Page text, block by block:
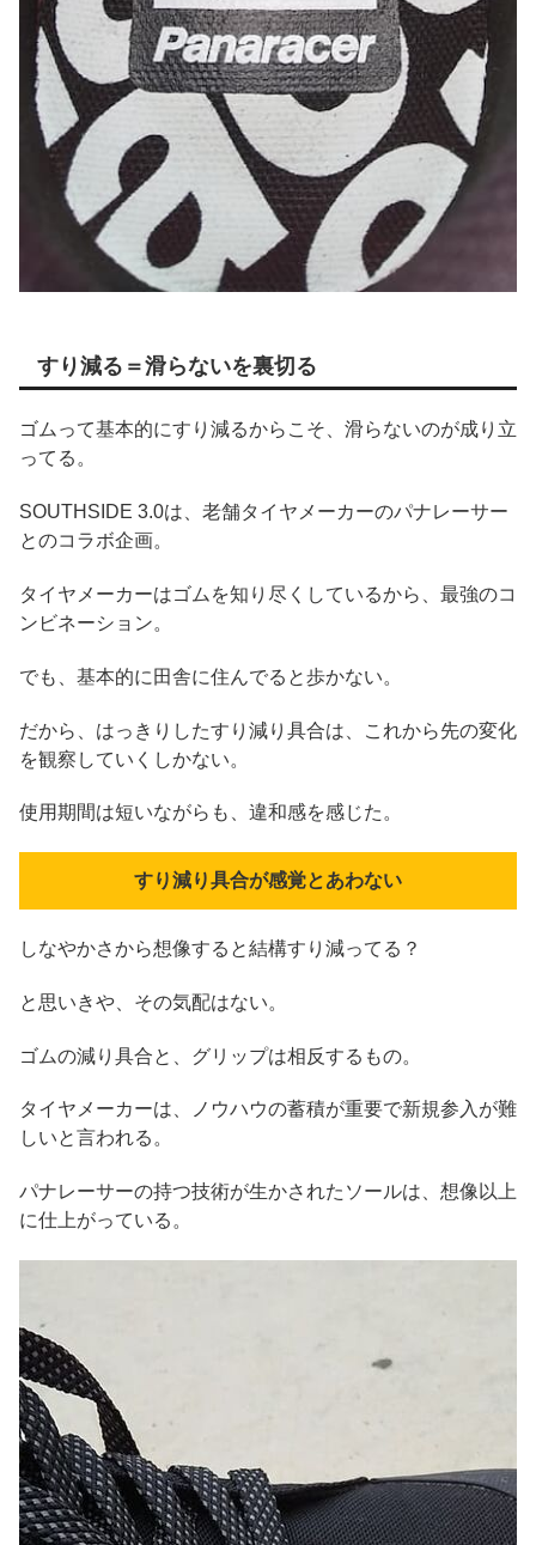
すり減る＝滑らないを裏切る
ゴムって基本的にすり減るからこそ、滑らないのが成り立
ってる。
SOUTHSIDE 3.0は、老舗タイヤメーカーのパナレーサー
とのコラボ企画。
タイヤメーカーはゴムを知り尽くしているから、最強のコ
ンビネーション。
でも、基本的に田舎に住んでると歩かない。
だから、はっきりしたすり減り具合は、これから先の変化
を観察していくしかない。
使用期間は短いながらも、違和感を感じた。
すり減り具合が感覚とあわない
しなやかさから想像すると結構すり減ってる？
と思いきや、その気配はない。
ゴムの減り具合と、グリップは相反するもの。
タイヤメーカーは、ノウハウの蓄積が重要で新規参入が難
しいと言われる。
パナレーサーの持つ技術が生かされたソールは、想像以上
に仕上がっている。